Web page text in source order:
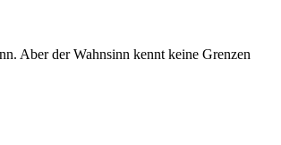
Aber der Wahnsinn kennt keine Grenzen